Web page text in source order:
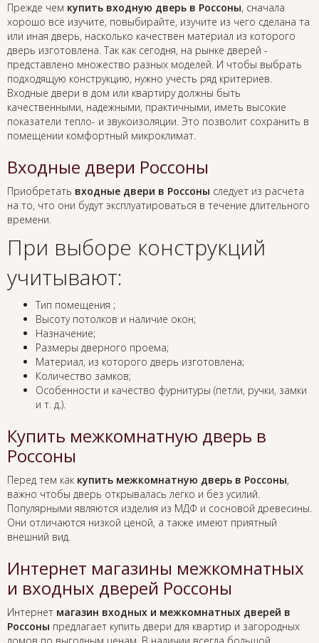
Прежде чем купить входную дверь в Россоны, сначала
хорошо всё изучите, повыбирайте, изучите из чего сделана та
или иная дверь, насколько качествен материал из которого
дверь изготовлена. Так как сегодня, на рынке дверей -
представлено множество разных моделей. И чтобы выбрать
подходящую конструкцию, нужно учесть ряд критериев.
Входные двери в дом или квартиру должны быть
качественными, надежными, практичными, иметь высокие
показатели тепло- и звукоизоляции. Это позволит сохранить в
помещении комфортный микроклимат.
Входные двери Россоны
Приобретать входные двери в Россоны следует из расчета
на то, что они будут эксплуатироваться в течение длительного
времени.
При выборе конструкций
учитывают:
Тип помещения ;
Высоту потолков и наличие окон;
Назначение;
Размеры дверного проема;
Материал, из которого дверь изготовлена;
Количество замков;
Особенности и качество фурнитуры (петли, ручки, замки
и т. д.).
Купить межкомнатную дверь в
Россоны
Перед тем как купить межкомнатную дверь в Россоны,
важно чтобы дверь открывалась легко и без усилий.
Популярными являются изделия из МДФ и сосновой древесины.
Они отличаются низкой ценой, а также имеют приятный
внешний вид.
Интернет магазины межкомнатных
и входных дверей Россоны
Интернет магазин входных и межкомнатных дверей в
Россоны предлагает купить двери для квартир и загородных